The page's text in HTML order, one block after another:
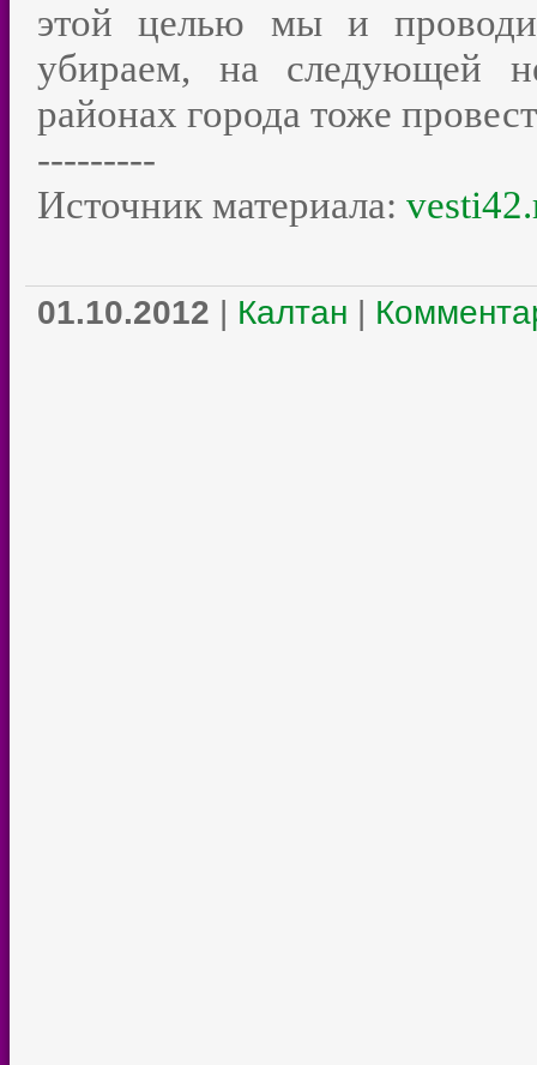
этой целью мы и
убираем, на следующей
районах города тоже
---------
Источник материала:
01.10.2012 | Калтан |